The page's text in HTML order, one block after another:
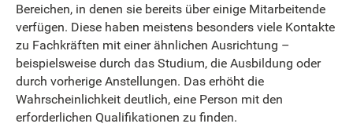
Bereichen, in denen sie bereits über einige Mitarbeitende
verfügen. Diese haben meistens besonders viele Kontakte
zu Fachkräften mit einer ähnlichen Ausrichtung –
beispielsweise durch das Studium, die Ausbildung oder
durch vorherige Anstellungen. Das erhöht die
Wahrscheinlichkeit deutlich, eine Person mit den
erforderlichen Qualifikationen zu finden.